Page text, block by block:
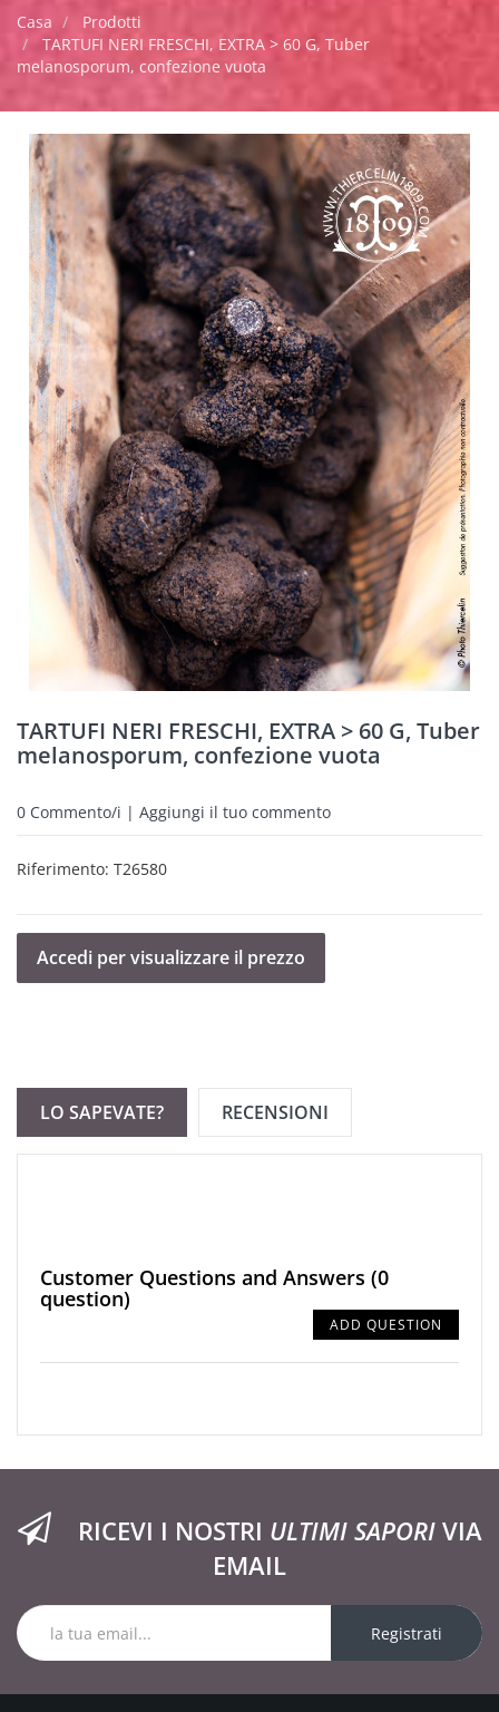
Casa
Prodotti
TARTUFI NERI FRESCHI, EXTRA > 60 G, Tuber
melanosporum, confezione vuota
TARTUFI NERI FRESCHI, EXTRA > 60 G, Tuber
melanosporum, confezione vuota
0 Commento/i | Aggiungi il tuo commento
Riferimento: T26580
Accedi per visualizzare il prezzo
LO SAPEVATE? RECENSIONI
Customer Questions and Answers (0
question)
ADD QUESTION
RICEVI I NOSTRI ULTIMI SAPORIVIA
EMAIL
Registrati